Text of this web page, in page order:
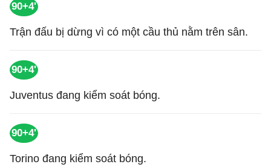
90+4'
Trận đấu bị dừng vì có một cầu thủ nằm trên sân.
90+4'
Juventus đang kiểm soát bóng.
90+4'
Torino đang kiểm soát bóng.